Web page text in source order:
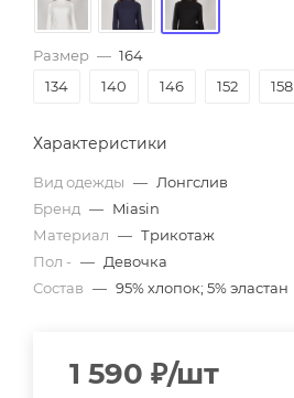
Размер — 164
134
140 146 152 158
Характеристики
Вид одежды — Лонгслив
Бренд — Miasin
Материал — Трикотаж
Пол - — Девочка
Состав — 95% хлопок; 5% эластан
1 590 ₽/шт